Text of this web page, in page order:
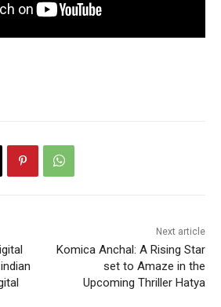
Next article
Komica Anchal: A Rising Star
set to Amaze in the
Upcoming Thriller Hatya